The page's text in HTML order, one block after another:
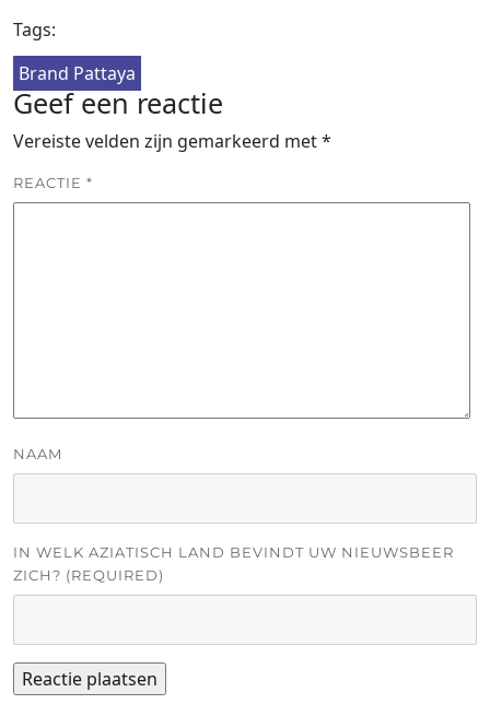
Tags:
Brand Pattaya
Geef een reactie
Vereiste velden zijn gemarkeerd met*
REACTIE *
NAAM
IN WELK AZIATISCH LAND BEVINDT UW NIEUWSBEER
ZICH? (REQUIRED)